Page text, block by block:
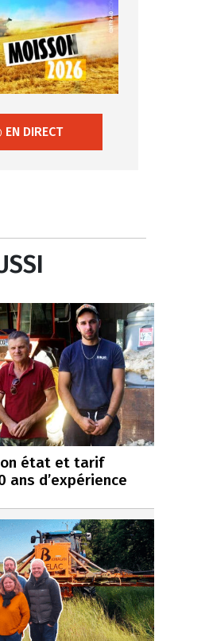
DIRECT
état et tarif
ans d’expérience